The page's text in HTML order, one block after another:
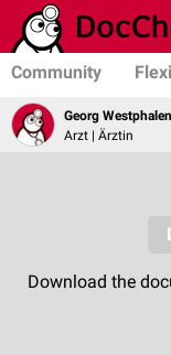
Community
Georg Westphalen
Arzt | Ärztin